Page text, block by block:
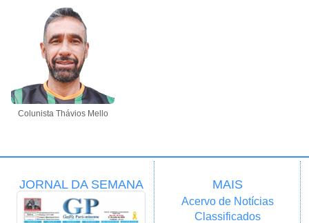
Colunista Thávios Mello
JORNAL DA SEMANA MAIS
Acervo de Notícias
Classificados